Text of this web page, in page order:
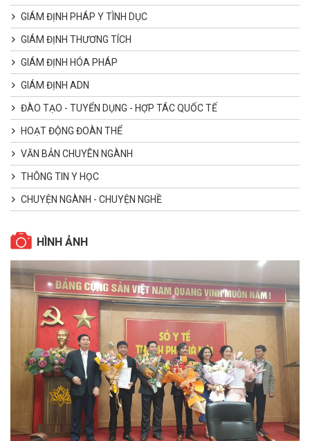
GIÁM ĐỊNH PHÁP Y TÌNH DỤC
GIÁM ĐỊNH THƯƠNG TÍCH
GIÁM ĐỊNH HÓA PHÁP
GIÁM ĐỊNH ADN
ĐÀO TẠO - TUYỂN DỤNG - HỢP TÁC QUỐC TẾ
HOẠT ĐỘNG ĐOÀN THỂ
VĂN BẢN CHUYÊN NGÀNH
THÔNG TIN Y HỌC
CHUYỆN NGÀNH - CHUYỆN NGHỀ
HÌNH ẢNH